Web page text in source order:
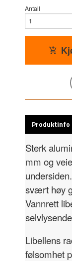
Antall
Produktinfo
Sterk
mm og
svært høy
Vannrett
Libellens
følsomhet